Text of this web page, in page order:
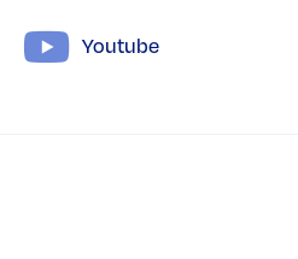
Youtube